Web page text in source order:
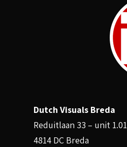
Dutch Visuals Breda
Reduitlaan 33 – unit 1.01
4814 DC Breda